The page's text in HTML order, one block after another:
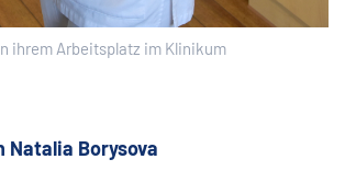
ihrem Arbeitsplatz im Klinikum
Natalia Borysova